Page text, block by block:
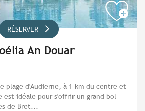
RÉSERVER
An Douar
plage d'Audierne, à 1 km du centre et
est idéale pour s'offrir un grand bol
de Bret...